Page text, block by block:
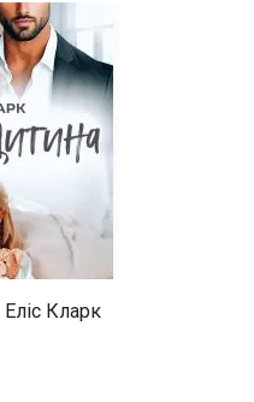
Кларк